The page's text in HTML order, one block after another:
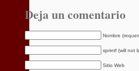
Deja un comentario
Nombre
sprintf (will not
Sitio Web